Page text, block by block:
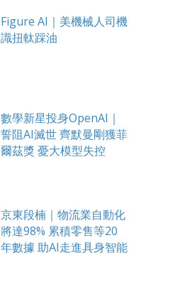
Figure AI｜美機械人司機
識扭軚踩油
數學新星投身OpenAI｜
誓阻AI滅世 齊默曼剛獲菲
爾茲獎 憂大模型失控
京東段楠｜物流業自動化
將達98% 累積零售等20
年數據 助AI走進具身智能